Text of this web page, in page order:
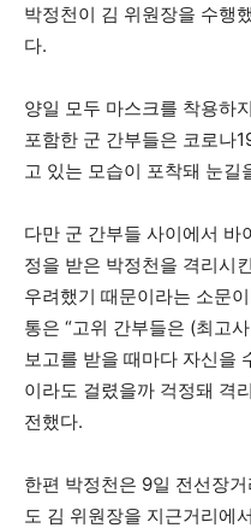
박정천이 김 위원장을 수행
다.
양일 모두 마스크를 착용하
포함한 군 간부들은 코로나
고 있는 모습이 포착돼 눈길
다만 군 간부들 사이에서 바
정을 받은 박정천을 격리시
우려했기 때문이라는 소문
통은 “고위 간부들은 (최고
보고를 받을 때마다 자신을
이라도 걸렸을까 걱정돼 격
전했다.
한편 박정천은 9일 전선장
도 김 위원장을 지근거리에